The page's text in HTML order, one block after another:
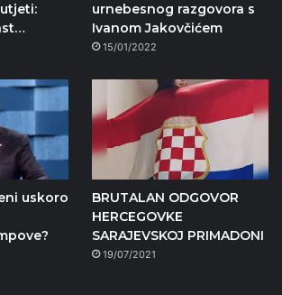
urnebesnog razgovora s
Ivanom Jakovčićem
15/01/2022
uskoro
BRUTALAN ODGOVOR
HERCEGOVKE
SARAJEVSKOJ PRIMADONI
19/07/2021